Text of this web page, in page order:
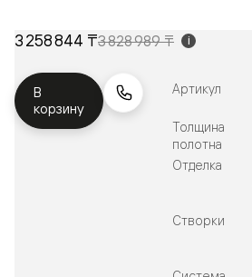
3 258 844 ₸3 828 989 ₸ i
В
корзину
Артикул
Толщина
полотна
Отделка
Створки